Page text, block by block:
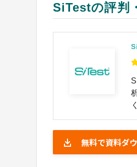
SiTestの評判
無料で資料ダ